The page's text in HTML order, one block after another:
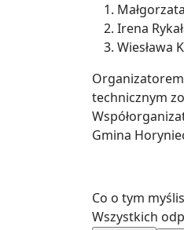
Irena
Wiesława
technicznym
Gmina
Co o tym
Wszystkich